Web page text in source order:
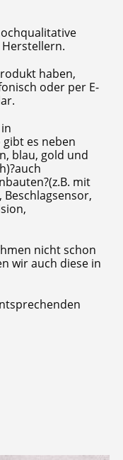
haben,
oder per E-
es neben
blau, gold und
mit
Beschlagsensor,
nicht schon
wir auch diese in